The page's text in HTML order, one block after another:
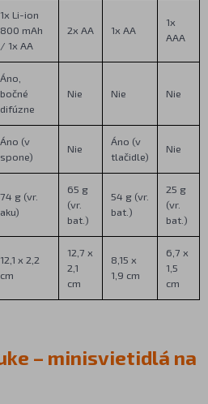
1x Li-ion
800 mAh
/ 1x AA
2x AA 1x AA
1x
AAA
Áno,
bočné
difúzne
Nie Nie Nie
Áno (v
spone)
Nie
Áno (v
tlačidle)
Nie
74 g (vr.
aku)
65 g
(vr.
bat.)
54 g (vr.
bat.)
25 g
(vr.
bat.)
12,1 x 2,2
cm
12,7 x
2,1
cm
8,15 x
1,9 cm
6,7 x
1,5
cm
– minisvietidlá na